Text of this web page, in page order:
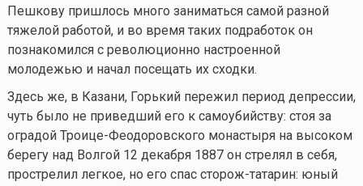
Пешкову пришлось много заниматься самой разной
тяжелой работой, и во время таких подработок он
познакомился с революционно настроенной
молодежью и начал посещать их сходки.
Здесь же, в Казани, Горький пережил период депрессии,
чуть было не приведший его к самоубийству: стоя за
оградой Троице-Феодоровского монастыря на высоком
берегу над Волгой 12 декабря 1887 он стрелял в себя,
прострелил легкое, но его спас сторож-татарин: юный